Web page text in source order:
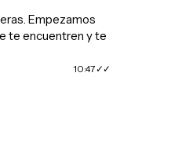
Empezamos
te encuentren y te
10:47